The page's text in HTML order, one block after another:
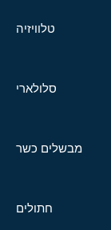
טלוויזיה
סלולארי
מבשלים כשר
חתולים